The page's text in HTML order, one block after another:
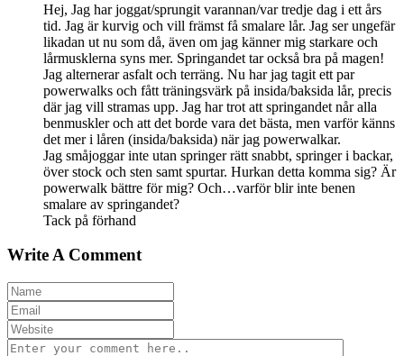
Hej, Jag har joggat/sprungit varannan/var tredje dag i ett års
tid. Jag är kurvig och vill främst få smalare lår. Jag ser ungefär
likadan ut nu som då, även om jag känner mig starkare och
lårmusklerna syns mer. Springandet tar också bra på magen!
Jag alternerar asfalt och terräng. Nu har jag tagit ett par
powerwalks och fått träningsvärk på insida/baksida lår, precis
där jag vill stramas upp. Jag har trot att springandet når alla
benmuskler och att det borde vara det bästa, men varför känns
det mer i låren (insida/baksida) när jag powerwalkar.
Jag småjoggar inte utan springer rätt snabbt, springer i backar,
över stock och sten samt spurtar. Hurkan detta komma sig? Är
powerwalk bättre för mig? Och…varför blir inte benen
smalare av springandet?
Tack på förhand
Write A Comment